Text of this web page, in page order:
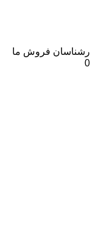
فروش ما